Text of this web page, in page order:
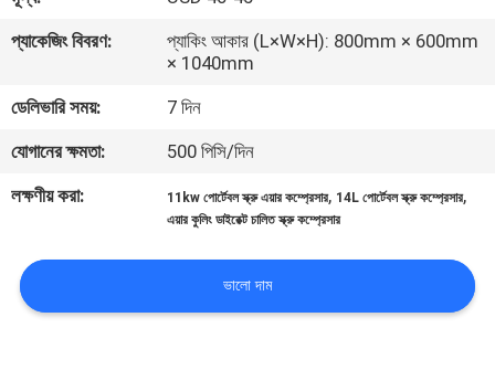
নিয়ন্ত্রণ
সাথে
যোগাযোগ
মামলা
প্যাকেজিং বিবরণ:
প্যাকিং আকার (L×W×H): 800mm × 600mm
× 1040mm
ডেলিভারি সময়:
7 দিন
যোগানের ক্ষমতা:
500 পিসি/দিন
লক্ষণীয় করা:
11kw পোর্টেবল স্ক্রু এয়ার কম্প্রেসার, 14L পোর্টেবল স্ক্রু কম্প্রেসার,
এয়ার কুলিং ডাইরেক্ট চালিত স্ক্রু কম্প্রেসার
ভালো দাম